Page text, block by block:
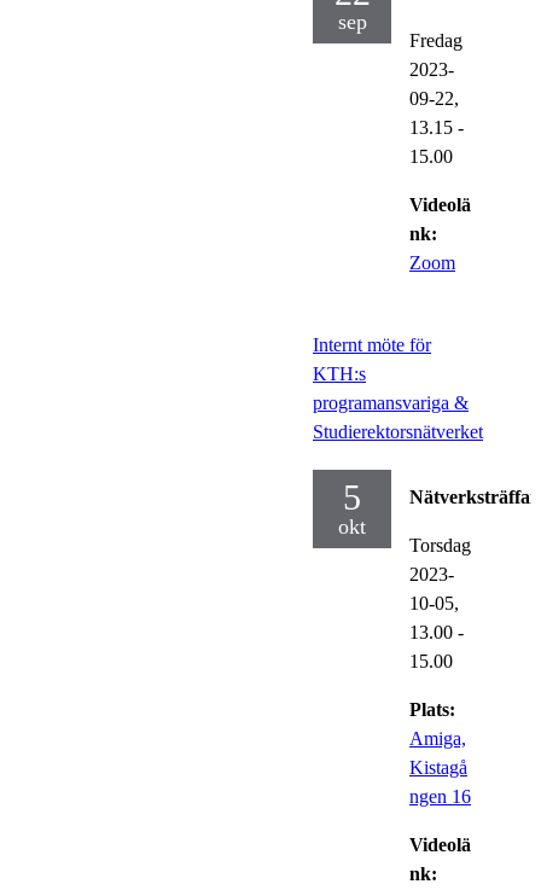
sep
Fredag
2023-
09-22,
13.15 -
15.00
Videolä
nk:
Zoom
Internt möte för
KTH:s
programansvariga &
Studierektorsnätverket
5
okt
Nätverksträffar
Torsdag
2023-
10-05,
13.00 -
15.00
Plats:
Amiga,
Kistagå
ngen 16
Videolä
nk: